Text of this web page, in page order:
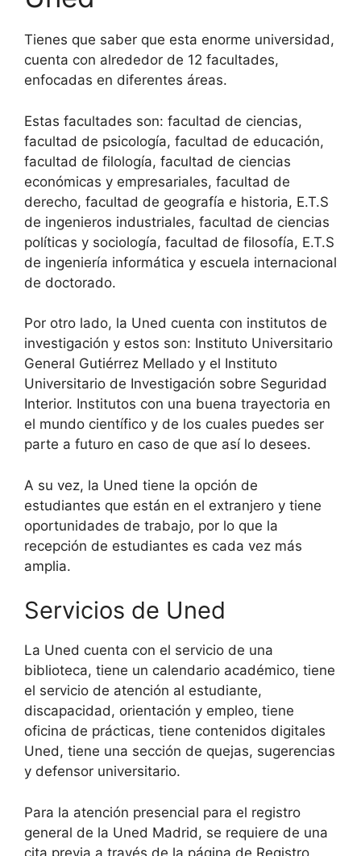
Tienes que saber que esta enorme universidad,
cuenta con alrededor de 12 facultades,
enfocadas en diferentes áreas.
Estas facultades son: facultad de ciencias,
facultad de psicología, facultad de educación,
facultad de filología, facultad de ciencias
económicas y empresariales, facultad de
derecho, facultad de geografía e historia, E.T.S
de ingenieros industriales, facultad de ciencias
políticas y sociología, facultad de filosofía, E.T.S
de ingeniería informática y escuela internacional
de doctorado.
Por otro lado, la Uned cuenta con institutos de
investigación y estos son: Instituto Universitario
General Gutiérrez Mellado y el Instituto
Universitario de Investigación sobre Seguridad
Interior. Institutos con una buena trayectoria en
el mundo científico y de los cuales puedes ser
parte a futuro en caso de que así lo desees.
A su vez, la Uned tiene la opción de
estudiantes que están en el extranjero y tiene
oportunidades de trabajo, por lo que la
recepción de estudiantes es cada vez más
amplia.
Servicios de Uned
La Uned cuenta con el servicio de una
biblioteca, tiene un calendario académico, tiene
el servicio de atención al estudiante,
discapacidad, orientación y empleo, tiene
oficina de prácticas, tiene contenidos digitales
Uned, tiene una sección de quejas, sugerencias
y defensor universitario.
Para la atención presencial para el registro
general de la Uned Madrid, se requiere de una
cita previa a través de la página de Registro